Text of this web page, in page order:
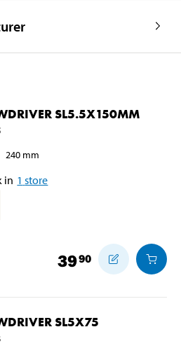
SL5.5X150MM
240 mm
in 1 store
3990
SL5X75